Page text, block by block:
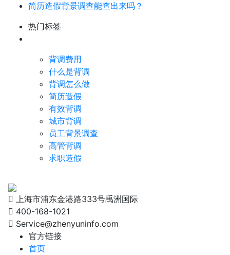
简历造假背景调查能查出来吗？
热门标签
背调费用
什么是背调
背调怎么做
简历造假
有效背调
城市背调
员工背景调查
高管背调
求职造假
上海市浦东金港路333号禹洲国际
400-168-1021
Service@zhenyuninfo.com
官方链接
首页